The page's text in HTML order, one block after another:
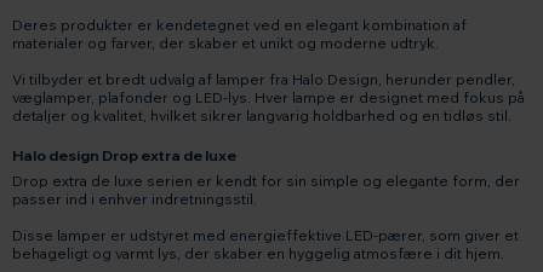
Deres produkter er kendetegnet ved en elegant kombination af
materialer og farver, der skaber et unikt og moderne udtryk.
Vi tilbyder et bredt udvalg af lamper fra Halo Design, herunder pendler,
væglamper, plafonder og LED-lys. Hver lampe er designet med fokus på
detaljer og kvalitet, hvilket sikrer langvarig holdbarhed og en tidløs stil.
Halo design Drop extra de luxe
Drop extra de luxe serien er kendt for sin simple og elegante form, der
passer ind i enhver indretningsstil.
Disse lamper er udstyret med energieffektive LED-pærer, som giver et
behageligt og varmt lys, der skaber en hyggelig atmosfære i dit hjem.